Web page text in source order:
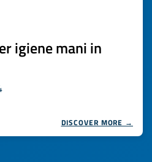
igiene mani in
DISCOVER MORE →